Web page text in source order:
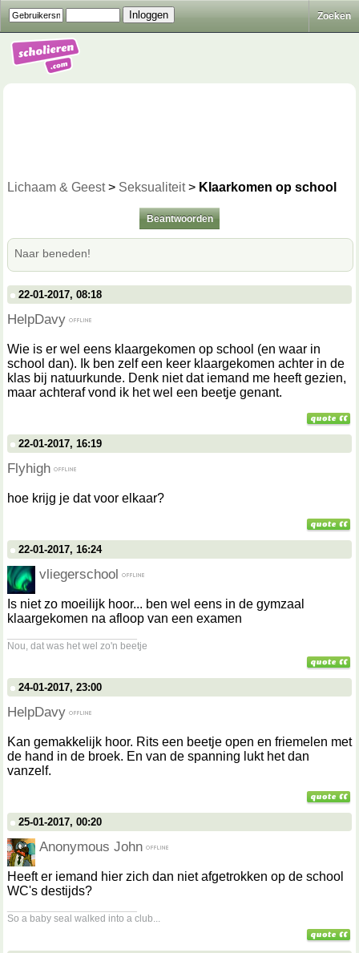
Zoeken
Lichaam & Geest> Seksualiteit> Klaarkomen op school
Beantwoorden
Naar beneden!
22-01-2017, 08:18
HelpDavy
Wie is er wel eens klaargekomen op school (en waar in
school dan). Ik ben zelf een keer klaargekomen achter in de
klas bij natuurkunde. Denk niet dat iemand me heeft gezien,
maar achteraf vond ik het wel een beetje genant.
22-01-2017, 16:19
Flyhigh
hoe krijg je dat voor elkaar?
22-01-2017, 16:24
vliegerschool
Is niet zo moeilijk hoor... ben wel eens in de gymzaal
klaargekomen na afloop van een examen
Nou, dat was het wel zo'n beetje
24-01-2017, 23:00
HelpDavy
Kan gemakkelijk hoor. Rits een beetje open en friemelen met
de hand in de broek. En van de spanning lukt het dan
vanzelf.
25-01-2017, 00:20
Anonymous John
Heeft er iemand hier zich dan niet afgetrokken op de school
WC's destijds?
So a baby seal walked into a club...